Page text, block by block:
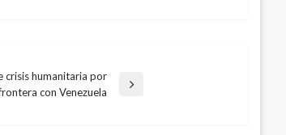
crisis humanitaria por
con Venezuela